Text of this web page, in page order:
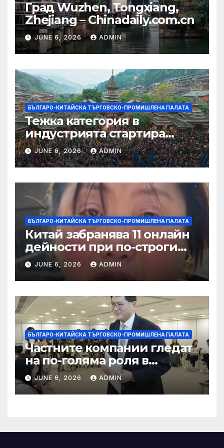
Град Wuzhen, Tongxiang,
Zhejiang – Chinadaily.com.cn
JUNE 6, 2026 ADMIN
БЪЛГАРО-КИТАЙСКА ТЪРГОВСКО-ПРОМИШЛЕНА ПАЛАТА
Тежка категория в
индустрията стартира
алианс за космическа
слънчева енергия
JUNE 6, 2026 ADMIN
БЪЛГАРО-КИТАЙСКА ТЪРГОВСКО-ПРОМИШЛЕНА ПАЛАТА
Китай забранява 11 онлайн
дейности при по-строги
правила за ограничаване на
слуховете и
кибернасилниците
JUNE 6, 2026 ADMIN
БЪЛГАРО-КИТАЙСКА ТЪРГОВСКО-ПРОМИШЛЕНА ПАЛАТА
Частните компании гледат
на по-голяма роля в
стратегическата
енергетика
JUNE 6, 2026 ADMIN